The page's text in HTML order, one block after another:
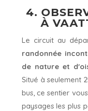
4.
À
Le circuit au
randonnée
de nature et
Situé à seulement
bus, ce sentier
paysages les plus